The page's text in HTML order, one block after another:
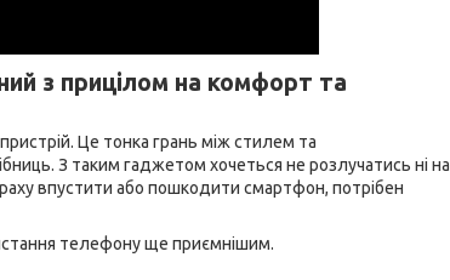
з прицілом на комфорт та
Це тонка грань між стилем та
З таким гаджетом хочеться не розлучатись ні на
впустити або пошкодити смартфон, потрібен
телефону ще приємнішим.